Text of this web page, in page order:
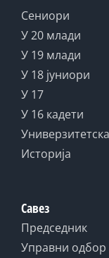
Сениори
У 20 млади
У 19 млади
У 18 јуниори
У 17
У 16 кадети
Универзитетска
Историја
Савез
Председник
Управни одбор